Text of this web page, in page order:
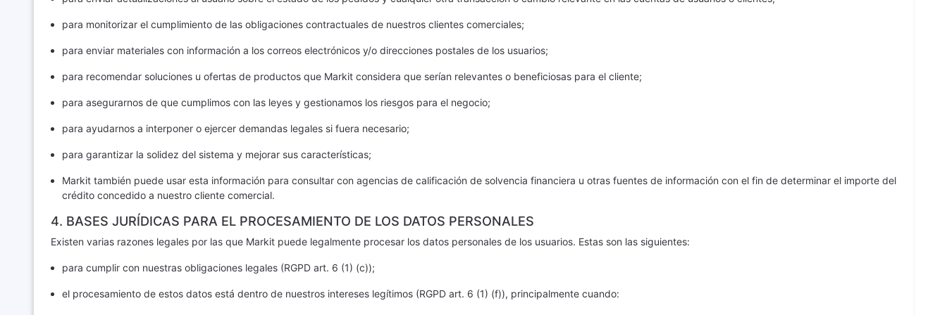
para monitorizar el cumplimiento de las obligaciones contractuales de nuestros clientes comerciales;
para enviar materiales con información a los correos electrónicos y/o direcciones postales de los usuarios;
para recomendar soluciones u ofertas de productos que Markit considera que serían relevantes o beneficiosas para el cliente;
para asegurarnos de que cumplimos con las leyes y gestionamos los riesgos para el negocio;
para ayudarnos a interponer o ejercer demandas legales si fuera necesario;
para garantizar la solidez del sistema y mejorar sus características;
Markit también puede usar esta información para consultar con agencias de calificación de solvencia financiera u otras fuentes de información con el fin de determinar el importe del
crédito concedido a nuestro cliente comercial.
4. BASES JURÍDICAS PARA EL PROCESAMIENTO DE LOS DATOS PERSONALES
Existen varias razones legales por las que Markit puede legalmente procesar los datos personales de los usuarios. Estas son las siguientes:
para cumplir con nuestras obligaciones legales (RGPD art. 6 (1) (c));
el procesamiento de estos datos está dentro de nuestros intereses legítimos (RGPD art. 6 (1) (f)), principalmente cuando: